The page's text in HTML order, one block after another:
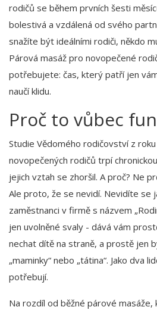
rodičů se během prvních šesti
bolestivá a vzdálená od svého
snažíte být ideálními rodiči, někdo
Párová masáž pro novopečené
potřebujete: čas, který patří jen
naučí klidu.
Proč to vůbec
Studie Vědomého rodičovství z
novopečených rodičů trpí
jejich vztah se zhoršil. A proč? Ne
Ale proto, že se nevidí. Nevidíte se
zaměstnanci v firmě s názvem
jen uvolněné svaly - dává vám
nechat dítě na straně, a prostě jen
„maminky“ nebo „tátina“. Jako dva
potřebují.
Na rozdíl od běžné párové